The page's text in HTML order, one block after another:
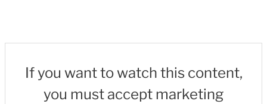
If you want to watch this content,
you must accept marketing